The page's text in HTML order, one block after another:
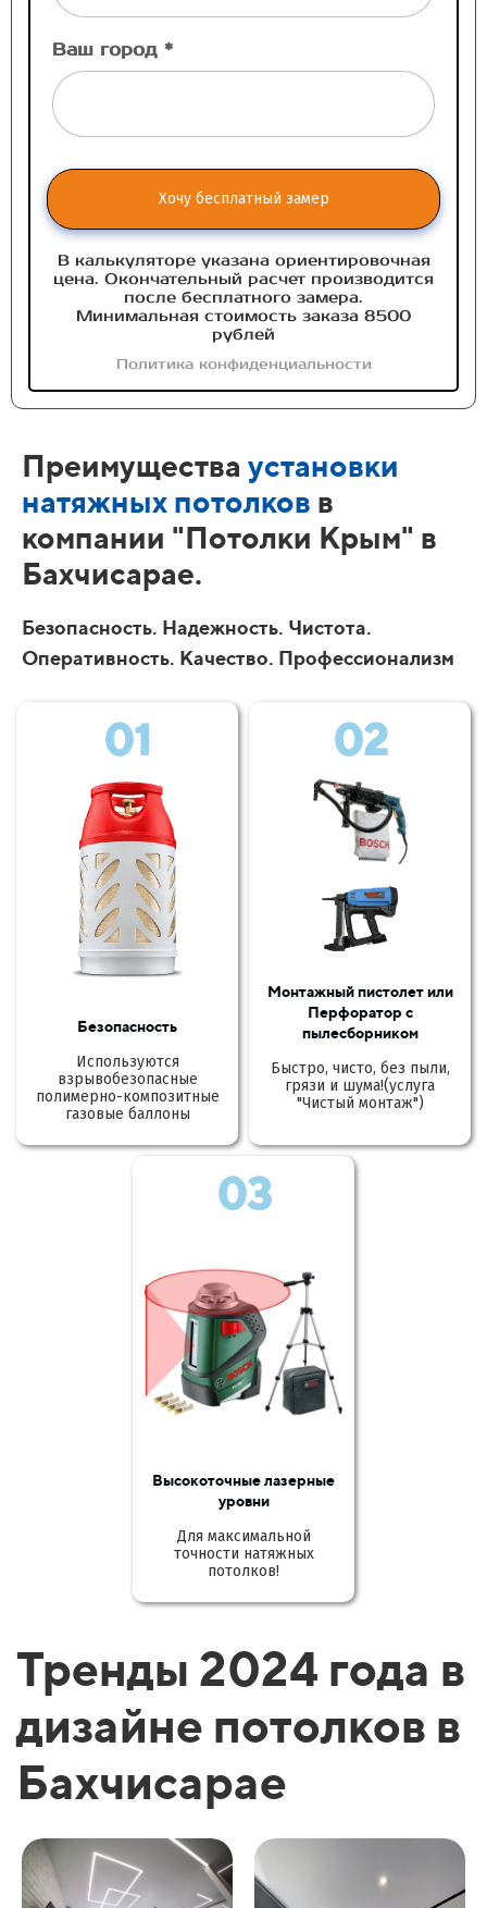
Ваш город *
Хочу бесплатный замер
В калькуляторе указана ориентировочная
цена. Окончательный расчет производится
после бесплатного замера.
Минимальная стоимость заказа 8500
рублей
Политика конфиденциальности
Преимущества установки
натяжных потолков в
компании "Потолки Крым" в
Бахчисарае.
Безопасность. Надежность. Чистота.
Оперативность. Качество. Профессионализм
01
Безопасность
Используются
взрывобезопасные
полимерно-композитные
газовые баллоны
02
Монтажный пистолет или
Перфоратор с
пылесборником
Быстро, чисто, без пыли,
грязи и шума!(услуга
"Чистый монтаж")
03
Высокоточные лазерные
уровни
Для максимальной
точности натяжных
потолков!
Тренды 2024 года в
дизайне потолков в
Бахчисарае